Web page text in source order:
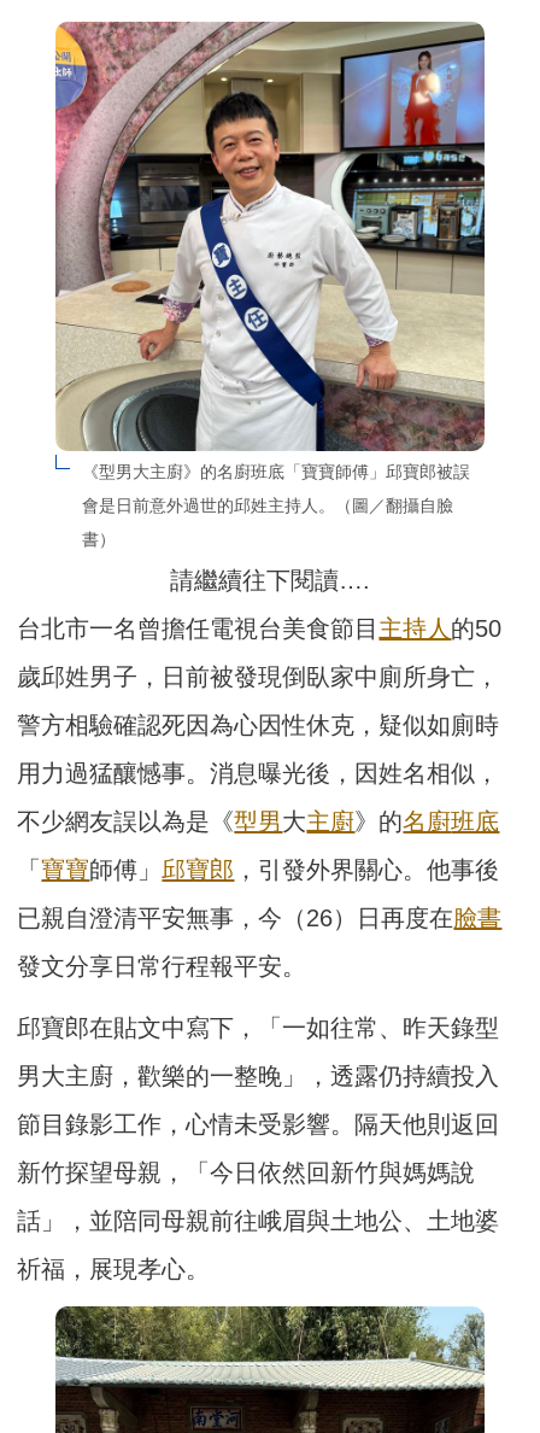
《型男大主廚》的名廚班底「寶寶師傅」邱寶郎被誤
會是日前意外過世的邱姓主持人。（圖／翻攝自臉
書）
請繼續往下閱讀….
台北市一名曾擔任電視台美食節目 主持人 的50
歲邱姓男子，日前被發現倒臥家中廁所身亡，
警方相驗確認死因為心因性休克，疑似如廁時
用力過猛釀憾事。消息曝光後，因姓名相似，
不少網友誤以為是《型男大主廚》的名廚班底
「寶寶師傅」邱寶郎 ，引發外界關心。他事後
已親自澄清平安無事，今（26）日再度在臉書
發文分享日常行程報平安。
邱寶郎在貼文中寫下，「一如往常、昨天錄型
男大主廚，歡樂的一整晚」，透露仍持續投入
節目錄影工作，心情未受影響。隔天他則返回
新竹探望母親，「今日依然回新竹與媽媽說
話」，並陪同母親前往峨眉與土地公、土地婆
祈福，展現孝心。